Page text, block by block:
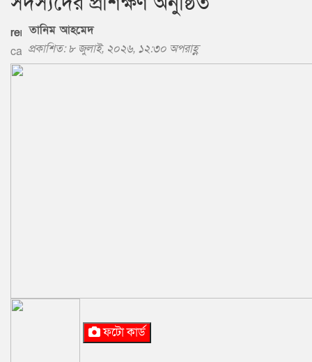
তানিম আহমেদ
প্রকাশিত: ৮ জুলাই, ২০২৬, ১২:৩০ অপরাহ্ণ
ফটো কার্ড